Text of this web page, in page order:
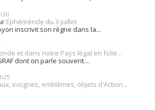
Éphéméride du 3 juillet
inscrivit son règne dans la...
et dans notre Pays légal en folie...
dont on parle souvent....
insignes, emblèmes, objets d'Action...